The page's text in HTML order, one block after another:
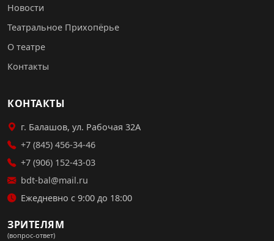
Новости
Театральное Прихопёрье
О театре
Контакты
КОНТАКТЫ
г. Балашов, ул. Рабочая 32А
+7 (845) 456-34-46
+7 (906) 152-43-03
bdt-bal@mail.ru
Ежедневно с 9:00 до 18:00
ЗРИТЕЛЯМ
(вопрос-ответ)